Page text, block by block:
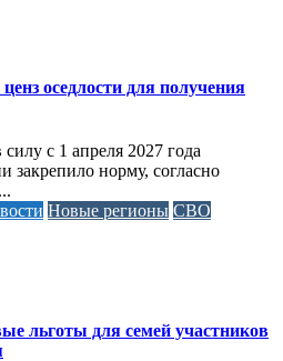
оседлости для получения
с 1 апреля 2027 года
закрепило норму, согласно
Новые регионы СВО
льготы для семей участников